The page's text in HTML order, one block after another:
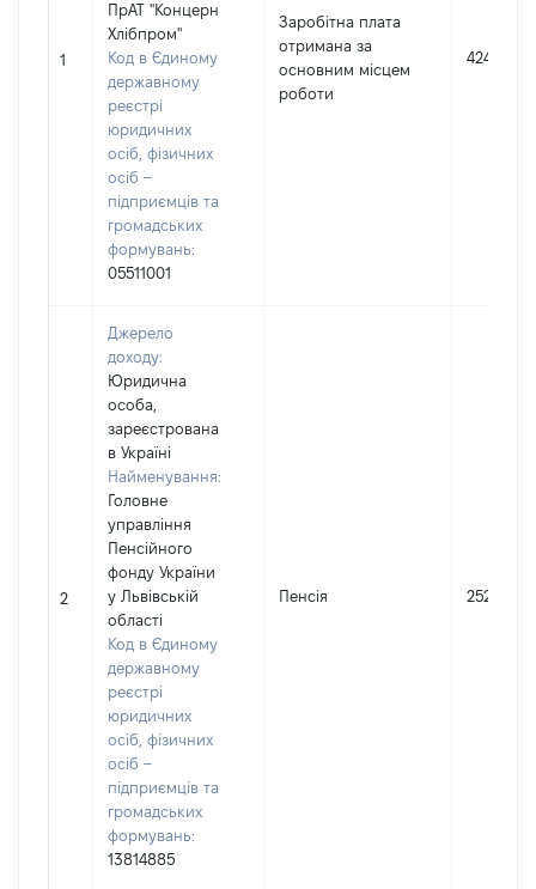
1
ПрАТ "Концерн
Хлібпром"
Код в Єдиному
державному
реєстрі
юридичних
осіб, фізичних
осіб –
підприємців та
громадських
формувань:
05511001
Заробітна плата
отримана за
основним місцем
роботи
42441
2
Джерело
доходу:
Юридична
особа,
зареєстрована
в Україні
Найменування:
Головне
управління
Пенсійного
фонду України
у Львівській
області
Код в Єдиному
державному
реєстрі
юридичних
осіб, фізичних
осіб –
підприємців та
громадських
формувань:
13814885
Пенсія 25200